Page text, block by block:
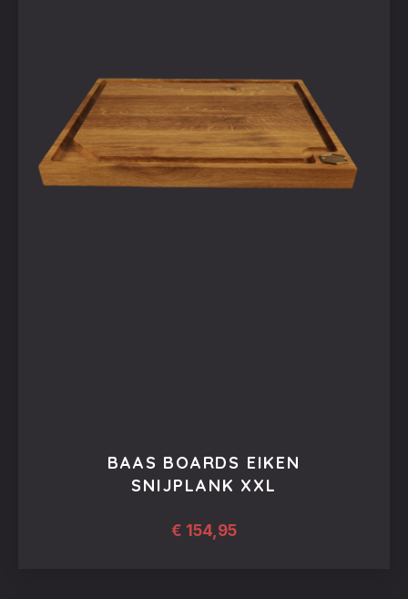
BAAS BOARDS EIKEN
SNIJPLANK XXL
€ 154,95